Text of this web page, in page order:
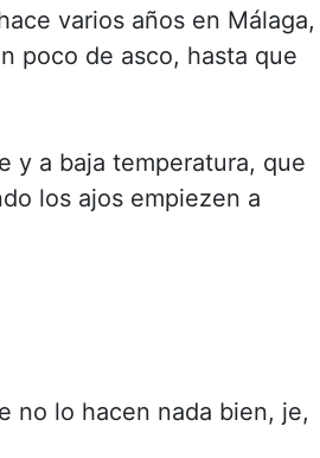
varios años en Málaga,
poco de asco, hasta que
y a baja temperatura, que
los ajos empiezen a
no lo hacen nada bien, je,